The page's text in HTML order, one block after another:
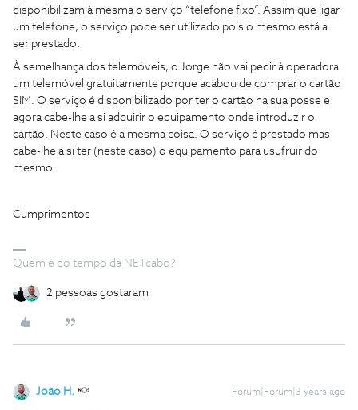
disponibilizam à mesma o serviço “telefone fixo”. Assim que ligar
um telefone, o serviço pode ser utilizado pois o mesmo está a
ser prestado.
À semelhança dos telemóveis, o Jorge não vai pedir à operadora
um telemóvel gratuitamente porque acabou de comprar o cartão
SIM. O serviço é disponibilizado por ter o cartão na sua posse e
agora cabe-lhe a si adquirir o equipamento onde introduzir o
cartão. Neste caso é a mesma coisa. O serviço é prestado mas
cabe-lhe a si ter (neste caso) o equipamento para usufruir do
mesmo.
Cumprimentos
Quem é do tempo da NETcabo?
2 pessoas gostaram
João H. Forum|Forum|3 years ago